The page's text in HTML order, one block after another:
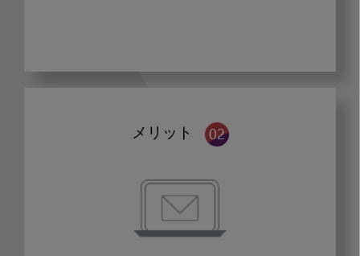
メリット